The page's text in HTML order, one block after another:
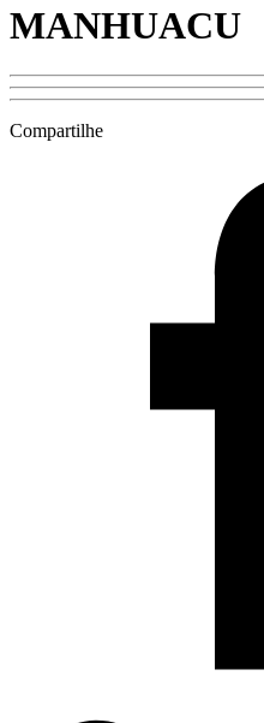
MANHUACU
Compartilhe